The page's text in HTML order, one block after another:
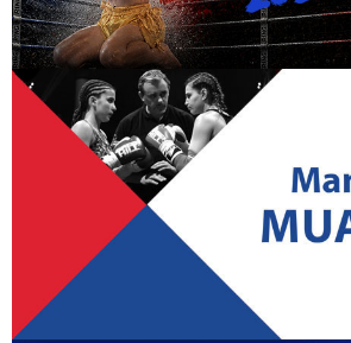
MASCULINS - FEMININS
Benjamins, Minimes,
Séniors D, C)